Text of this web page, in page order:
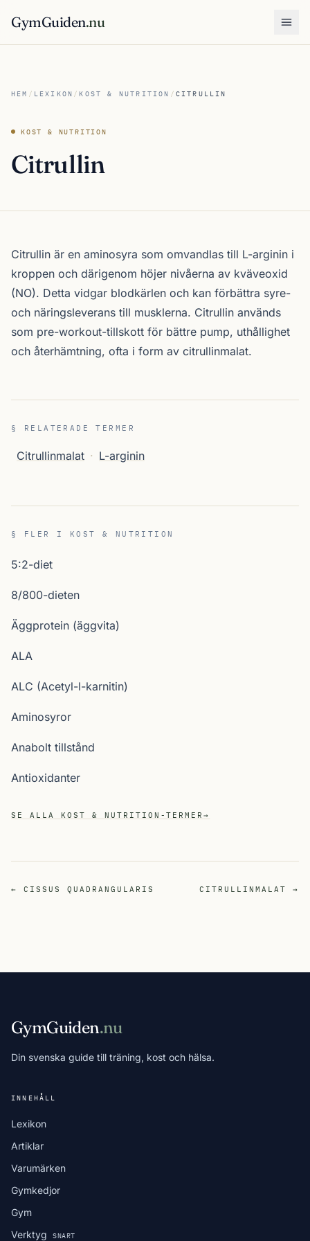
GymGuiden.nu
HEM / LEXIKON /KOST & NUTRITION / CITRULLIN
KOST & NUTRITION
Citrullin
Citrullin är en aminosyra som omvandlas till L-arginin i
kroppen och därigenom höjer nivåerna av kväveoxid
(NO). Detta vidgar blodkärlen och kan förbättra syre-
och näringsleverans till musklerna. Citrullin används
som pre-workout-tillskott för bättre pump, uthållighet
och återhämtning, ofta i form av citrullinmalat.
§ RELATERADE TERMER
Citrullinmalat · L-arginin
§ FLER I KOST & NUTRITION
5:2-diet
8/800-dieten
Äggprotein (äggvita)
ALA
ALC (Acetyl-l-karnitin)
Aminosyror
Anabolt tillstånd
Antioxidanter
SE ALLA KOST & NUTRITION-TERMER→
← CISSUS QUADRANGULARIS CITRULLINMALAT →
GymGuiden.nu
Din svenska guide till träning, kost och hälsa.
INNEHÅLL
Lexikon
Artiklar
Varumärken
Gymkedjor
Gym
Verktyg
SNART